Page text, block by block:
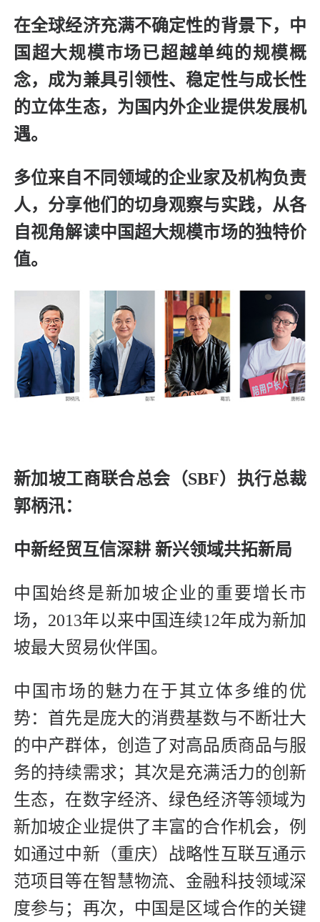
在全球经济充满不确定性的背景下，中
国超大规模市场已超越单纯的规模概
念，成为兼具引领性、稳定性与成长性
的立体生态，为国内外企业提供发展机
遇。
多位来自不同领域的企业家及机构负责
人，分享他们的切身观察与实践，从各
自视角解读中国超大规模市场的独特价
值。
新加坡工商联合总会（SBF）执行总裁
郭柄汛：
中新经贸互信深耕 新兴领域共拓新局
中国始终是新加坡企业的重要增长市
场，2013年以来中国连续12年成为新加
坡最大贸易伙伴国。
中国市场的魅力在于其立体多维的优
势：首先是庞大的消费基数与不断壮大
的中产群体，创造了对高品质商品与服
务的持续需求；其次是充满活力的创新
生态，在数字经济、绿色经济等领域为
新加坡企业提供了丰富的合作机会，例
如通过中新（重庆）战略性互联互通示
范项目等在智慧物流、金融科技领域深
度参与；再次，中国是区域合作的关键